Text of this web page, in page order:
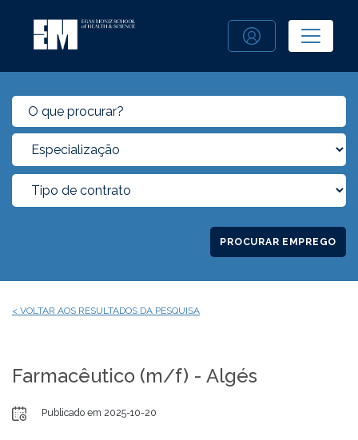
PROCURAR EMPREGO
< VOLTAR AOS RESULTADOS DA PESQUISA
Farmacêutico (m/f) - Algés
Publicado em 2025-10-20